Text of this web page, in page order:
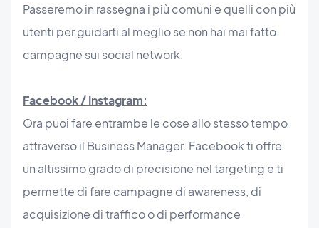
Passeremo in rassegna i più comuni e quelli con più
utenti per guidarti al meglio se non hai mai fatto
campagne sui social network.
Facebook / Instagram:
Ora puoi fare entrambe le cose allo stesso tempo
attraverso il Business Manager. Facebook ti offre
un altissimo grado di precisione nel targeting e ti
permette di fare campagne di awareness, di
acquisizione di traffico o di performance